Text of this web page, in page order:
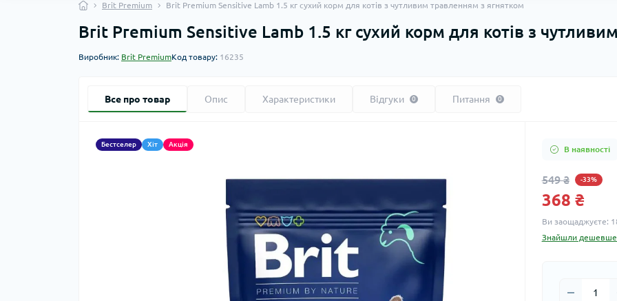
Brit Premium Brit Premium Sensitive Lamb 1.5 кг сухий корм для котів з чутливим травленням з ягнятком
Brit Premium Sensitive Lamb 1.5 кг сухий корм для котів з
Виробник: Brit PremiumКод товару: 16235
Все про товар Опис Характеристики Відгуки 0 Питання 0
Бестселер Хіт Акція
В наявності
549 ₴ -33%
368 ₴
Ви заощаджуєте:
Знайшли